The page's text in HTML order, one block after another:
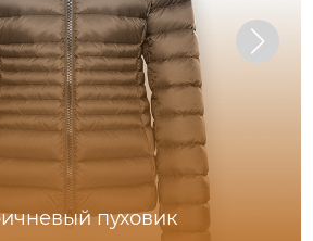
пуховик